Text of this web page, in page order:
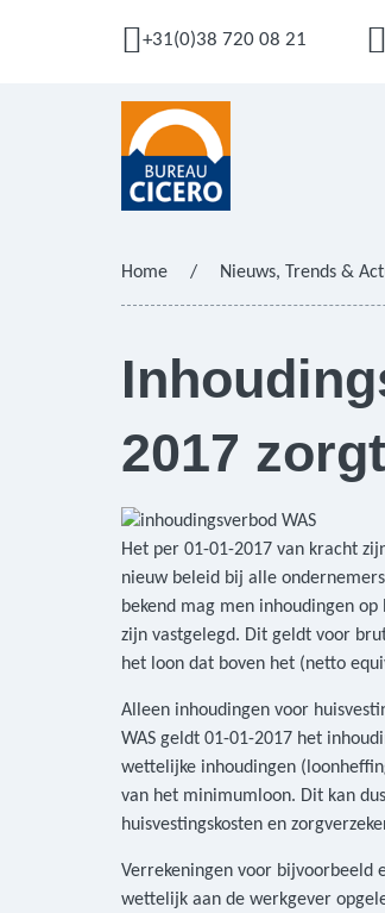
+31(0)38 720 08 21
Home / Nieuws, Trends &
2017
Het per 01-01-2017 van kracht
nieuw beleid bij alle
bekend mag men inhoudingen
zijn vastgelegd. Dit geldt voor
het loon dat boven het (netto
Alleen inhoudingen voor
WAS geldt 01-01-2017 het
wettelijke inhoudingen
van het minimumloon. Dit kan
huisvestingskosten en
Verrekeningen voor bijvoorbeeld
wettelijk aan de werkgever